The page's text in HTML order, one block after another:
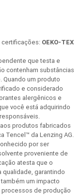
OEKO-TEX
que testa e
contenham substâncias
Quando um produto
e considerado
alergênicos e
você está adquirindo
produtos fabricados
Tencel™ da Lenzing AG.
por ser
proveniente de
atesta que o
garantindo
um impacto
de produção